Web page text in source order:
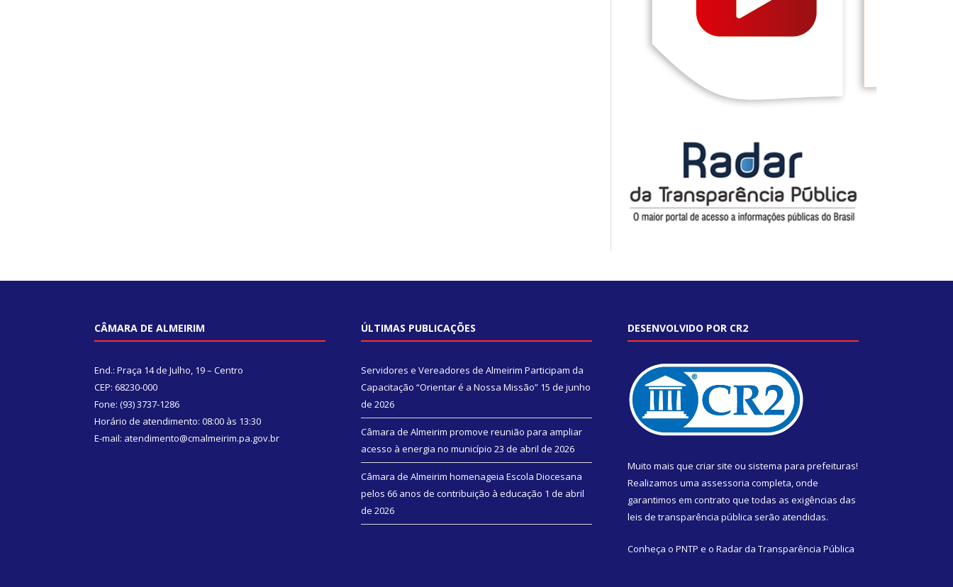
CÂMARA DE ALMEIRIM
End.: Praça 14 de Julho, 19 – Centro
CEP: 68230-000
Fone: (93) 3737-1286
Horário de atendimento: 08:00 às 13:30
E-mail: atendimento@cmalmeirim.pa.gov.br
ÚLTIMAS PUBLICAÇÕES
Servidores e Vereadores de Almeirim Participam da
Capacitação “Orientar é a Nossa Missão” 15 de junho
de 2026
Câmara de Almeirim promove reunião para ampliar
acesso à energia no município 23 de abril de 2026
Câmara de Almeirim homenageia Escola Diocesana
pelos 66 anos de contribuição à educação 1 de abril
de 2026
DESENVOLVIDO POR CR2
Muito mais que criar site ou sistema para prefeituras!
Realizamos uma assessoria completa, onde
garantimos em contrato que todas as exigências das
leis de transparência pública serão atendidas.
Conheça o PNTP e o Radar da Transparência Pública